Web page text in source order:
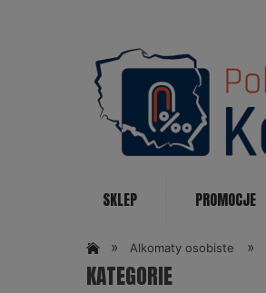
SKLEP PROMOCJE
KONTAKT
» Alkomaty osobiste »
KATEGORIE